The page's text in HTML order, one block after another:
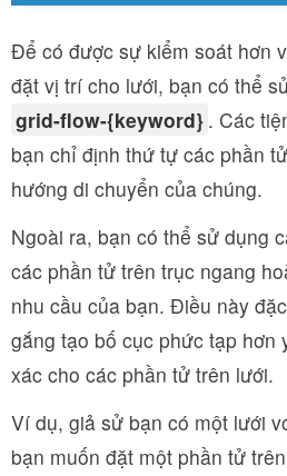
Để có được sự kiểm soát hơn
đặt vị trí cho lưới, bạn có thể
grid-flow-{keyword} . Các
bạn chỉ định thứ tự các phần
hướng di chuyển của chúng.
Ngoài ra, bạn có thể sử dụng
các phần tử trên trục ngang
nhu cầu của bạn. Điều này
gắng tạo bố cục phức tạp hơn
xác cho các phần tử trên lưới.
Ví dụ, giả sử bạn có một lưới
bạn muốn đặt một phần tử